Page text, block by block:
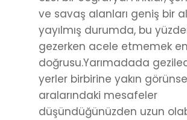
ve savaş alanları geniş bir
yayılmış durumda, bu
gezerken acele etmemek en
doğrusu.Yarımadada
yerler birbirine yakın
aralarındaki mesafeler
düşündüğünüzden uzun